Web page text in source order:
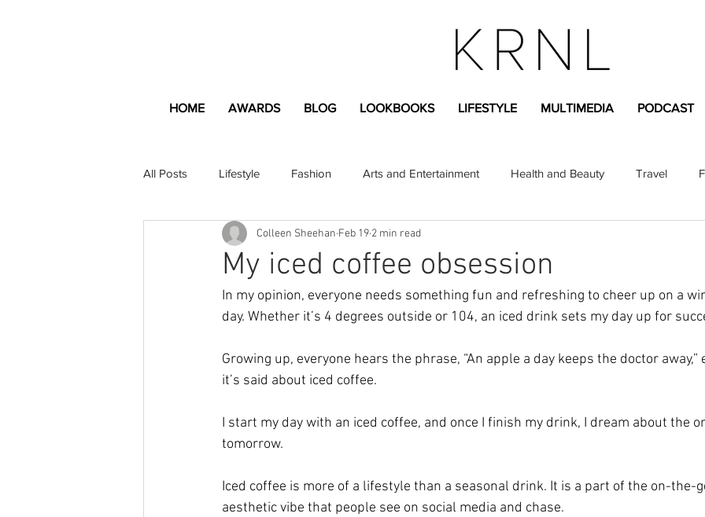
HOME AWARDS BLOG LOOKBOOKS LIFESTYLE MULTIMEDIA PODCAST
All Posts Lifestyle Fashion Arts and Entertainment Health and Beauty Travel
Apartment and Home Professional Greek Life
Lifestyle Content Fashion Content Covid-19 Featured Articles
My iced coffee obsession
Colleen Sheehan Feb 19 2 min read
In my opinion, everyone needs something fun and refreshing to cheer up on a
day. Whether it’s 4 degrees outside or 104, an iced drink sets my day up for
Growing up, everyone hears the phrase, “An apple a day keeps the doctor away,”
it’s said about iced coffee.
I start my day with an iced coffee, and once I finish my drink, I dream about the
tomorrow.
Iced coffee is more of a lifestyle than a seasonal drink. It is a part of the on-the-
aesthetic vibe that people see on social media and chase.